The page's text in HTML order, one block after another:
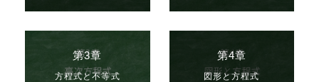
第3章
方程式と不等式
第4章
図形と方程式